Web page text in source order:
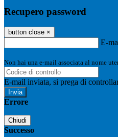
Recupero password
button close ×
E-
Non hai una e-mail associata al nome
E-mail inviata, si prega di
Errore
Chiudi
Successo